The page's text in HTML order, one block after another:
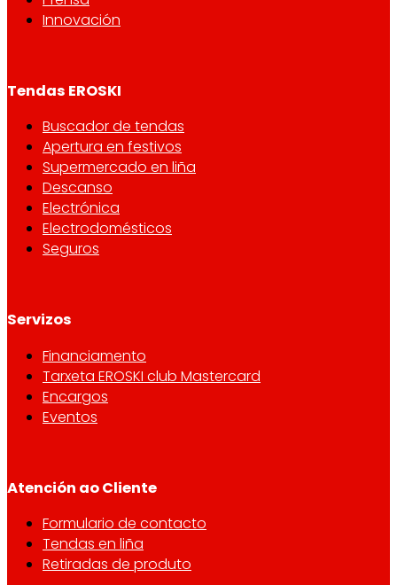
Innovación
Tendas EROSKI
Buscador de tendas
Apertura en festivos
Supermercado en liña
Descanso
Electrónica
Electrodomésticos
Seguros
Servizos
Financiamento
Tarxeta EROSKI club Mastercard
Encargos
Eventos
Atención ao Cliente
Formulario de contacto
Tendas en liña
Retiradas de produto